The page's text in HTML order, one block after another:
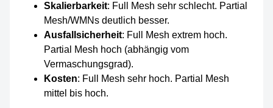
Skalierbarkeit: Full Mesh sehr schlecht. Partial
Mesh/WMNs deutlich besser.
Ausfallsicherheit: Full Mesh extrem hoch.
Partial Mesh hoch (abhängig vom
Vermaschungsgrad).
Kosten: Full Mesh sehr hoch. Partial Mesh
mittel bis hoch.